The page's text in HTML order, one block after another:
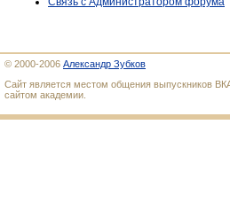
© 2000-2006 Александр Зубков
Сайт является местом общения выпускников
сайтом академии.